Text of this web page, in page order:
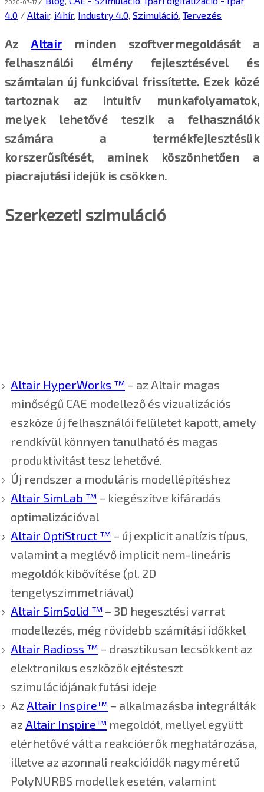
2020-07-17
4.0 / Altair, i4hír, Industry 4.0, Szimuláció, Tervezés
AzAltair minden szoftvermegoldását a
felhasználói élmény fejlesztésével és
számtalan új funkcióval frissítette. Ezek közé
tartoznak az intuitív munkafolyamatok,
melyek lehetővé teszik a felhasználók
számára a termékfejlesztésük
korszerűsítését, aminek köszönhetően a
piacrajutási idejük is csökken.
Szerkezeti szimuláció
Altair HyperWorks ™ – az Altair magas
minőségű CAE modellező és vizualizációs
eszköze új felhasználói felületet kapott, amely
rendkívül könnyen tanulható és magas
produktivitást tesz lehetővé.
Új rendszer a moduláris modellépítéshez
Altair SimLab ™ – kiegészítve kifáradás
optimalizációval
Altair OptiStruct ™ – új explicit analízis típus,
valamint a meglévő implicit nem-lineáris
megoldók kibővítése (pl. 2D
tengelyszimmetriával)
Altair SimSolid ™ – 3D hegesztési varrat
modellezés, még rövidebb számítási időkkel
Altair Radioss ™ – drasztikusan lecsökkent az
elektronikus eszközök ejtésteszt
szimulációjának futási ideje
Az Altair Inspire™ – alkalmazásba integrálták
az Altair Inspire™ megoldót, mellyel együtt
elérhetővé vált a reakcióerők meghatározása,
illetve az azonnali reakcióidők nagyméretű
PolyNURBS modellek esetén, valamint